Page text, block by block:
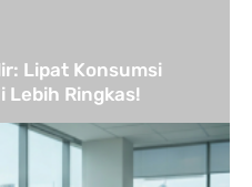
Lipat Konsumsi
Lebih Ringkas!